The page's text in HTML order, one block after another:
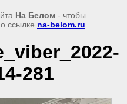
На Белом - чтобы
ссылке na-belom.ru
281